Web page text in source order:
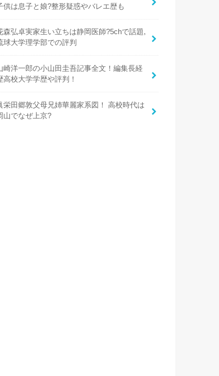
供は息子と娘?整形疑惑やバレエ歴も
森弘卓実家生い立ちは静岡医師?5chで話題,
球大学理学部での評判
崎洋一郎の小山田圭吾記事全文！編集長経
高校大学学歴や評判！
栄田郷敦父母兄姉華麗家系図！ 高校時代は
山でなぜ上京?